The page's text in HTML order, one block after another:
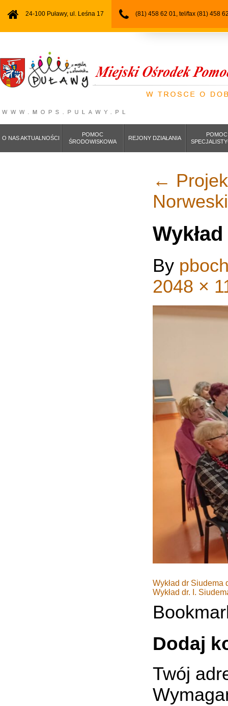
24-100 Puławy, ul. Leśna 17 (81) 458 62 01, tel/fax (81) 458
O NAS AKTUALNOŚCI
POMOC
ŚRODOWISKOWA
REJONY DZIAŁANIA
POMOC
←
By
2048 ×
Wykład dr Siudema
Wykład dr. I.
Dodaj
Twój